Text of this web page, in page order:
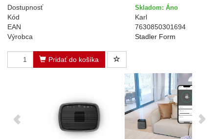
Dostupnosť Skladom: Áno
Kód
Karl
EAN
7630850301694
Výrobca
Stadler Form
Pridať do košíka